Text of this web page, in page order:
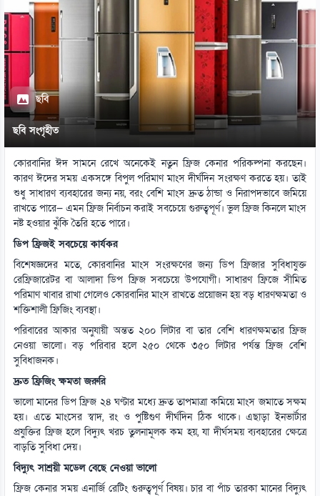
ছবি
ছবি সংগৃহীত
কোরবানির ঈদ সামনে রেখে অনেকেই নতুন ফ্রিজ কেনার পরিকল্পনা করছেন।
কারণ ঈদের সময় একসঙ্গে বিপুল পরিমাণ মাংস দীর্ঘদিন সংরক্ষণ করতে হয়। তাই
শুধু সাধারণ ব্যবহারের জন্য নয়, বরং বেশি মাংস দ্রুত ঠান্ডা ও নিরাপদভাবে জমিয়ে
রাখতে পারে— এমন ফ্রিজ নির্বাচন করাই সবচেয়ে গুরুত্বপূর্ণ। ভুল ফ্রিজ কিনলে মাংস
নষ্ট হওয়ার ঝুঁকি তৈরি হতে পারে।
ডিপ ফ্রিজই সবচেয়ে কার্যকর
বিশেষজ্ঞদের মতে, কোরবানির মাংস সংরক্ষণের জন্য ডিপ ফ্রিজার সুবিধাযুক্ত
রেফ্রিজারেটর বা আলাদা ডিপ ফ্রিজ সবচেয়ে উপযোগী। সাধারণ ফ্রিজে সীমিত
পরিমাণ খাবার রাখা গেলেও কোরবানির মাংস রাখতে প্রয়োজন হয় বড় ধারণক্ষমতা ও
শক্তিশালী ফ্রিজিং ব্যবস্থা।
পরিবারের আকার অনুযায়ী অন্তত ২০০ লিটার বা তার বেশি ধারণক্ষমতার ফ্রিজ
নেওয়া ভালো। বড় পরিবার হলে ২৫০ থেকে ৩৫০ লিটার পর্যন্ত ফ্রিজ বেশি
সুবিধাজনক।
দ্রুত ফ্রিজিং ক্ষমতা জরুরি
ভালো মানের ডিপ ফ্রিজ ২৪ ঘণ্টার মধ্যে দ্রুত তাপমাত্রা কমিয়ে মাংস জমাতে সক্ষম
হয়। এতে মাংসের স্বাদ, রং ও পুষ্টিগুণ দীর্ঘদিন ঠিক থাকে। এছাড়া ইনভার্টার
প্রযুক্তির ফ্রিজ হলে বিদ্যুৎ খরচ তুলনামূলক কম হয়, যা দীর্ঘসময় ব্যবহারের ক্ষেত্রে
বাড়তি সুবিধা দেয়।
বিদ্যুৎ সাশ্রয়ী মডেল বেছে নেওয়া ভালো
ফ্রিজ কেনার সময় এনার্জি রেটিং গুরুত্বপূর্ণ বিষয়। চার বা পাঁচ তারকা মানের বিদ্যুৎ